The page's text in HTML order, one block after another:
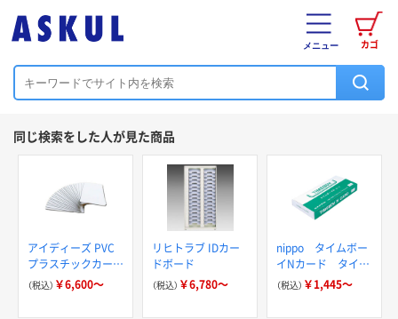
カゴ
メニュー
同じ検索をした人が見た商品
アイディーズ PVC
プラスチックカード
無地 BC-100
（税込） ￥6,600～
リヒトラブ IDカー
ドボード
（税込） ￥6,780～
nippo タイムボー
イNカード タイム
ボーイ専用 タイム
ボーイNカード
（税込） ￥1,445～